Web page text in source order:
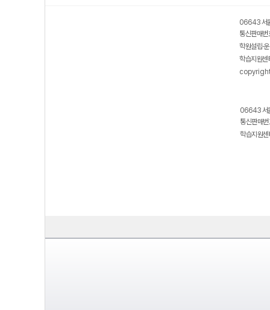
06643 서
통신판매
학원설립·
학습지원
06643 서
통신판매
학습지원